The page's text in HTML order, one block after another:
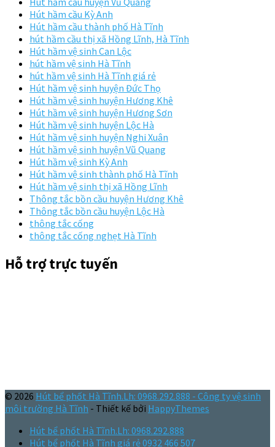
Hút hầm cầu Kỳ Anh
Hút hầm cầu thành phố Hà Tĩnh
hút hầm cầu thị xã Hồng Lĩnh, Hà Tĩnh
Hút hầm vệ sinh Can Lộc
hút hầm vệ sinh Hà Tĩnh
hút hầm vệ sinh Hà Tĩnh giá rẻ
Hút hầm vệ sinh huyện Đức Thọ
Hút hầm vệ sinh huyện Hương Khê
Hút hầm vệ sinh huyện Hương Sơn
Hút hầm vệ sinh huyện Lộc Hà
Hút hầm vệ sinh huyện Nghi Xuân
Hút hầm vệ sinh huyện Vũ Quang
Hút hầm vệ sinh Kỳ Anh
Hút hầm vệ sinh thành phố Hà Tĩnh
Hút hầm vệ sinh thị xã Hồng Lĩnh
Thông tắc bồn cầu huyện Hương Khê
Thông tắc bồn cầu huyện Lộc Hà
thông tắc cống
thông tắc cống nghẹt Hà Tĩnh
Hỗ trợ trực tuyến
© 2026 Hút bể phốt Hà Tĩnh.Lh: 0968.292.888 - Công ty vệ sinh
môi trường Hà Tĩnh - Thiết kế bởi HappyThemes
Hút bể phốt Hà Tĩnh.Lh: 0968.292.888
Hút bể phốt Hà Tĩnh giá rẻ 0932 466 507